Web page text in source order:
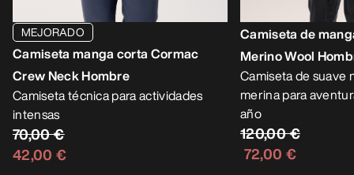
MEJORADO
Camiseta manga corta Cormac
Crew Neck Hombre
Camiseta técnica para actividades
intensas
70,00 €
42,00 €
Camiseta de
Merino Wool
Camiseta de suave
merina para
año
120,00 €
72,00 €